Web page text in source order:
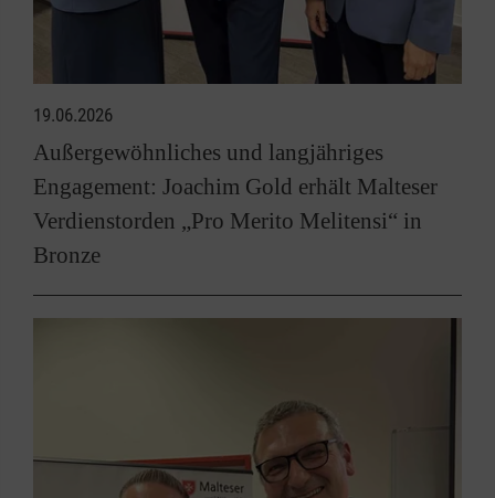
19.06.2026
Außergewöhnliches und langjähriges
Engagement: Joachim Gold erhält Malteser
Verdienstorden „Pro Merito Melitensi“ in
Bronze